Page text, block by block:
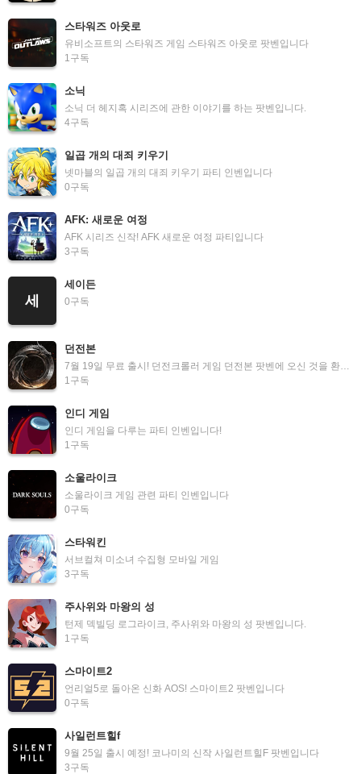
스타워즈 아웃로
유비소프트의 스타워즈 게임 스타워즈 아웃로 팟벤입니다
1구독
소닉
소닉 더 헤지혹 시리즈에 관한 이야기를 하는 팟벤입니다.
4구독
일곱 개의 대죄 키우기
넷마블의 일곱 개의 대죄 키우기 파티 인벤입니다
0구독
AFK: 새로운 여정
AFK 시리즈 신작! AFK 새로운 여정 파티입니다
3구독
세
세이든
0구독
던전본
7월 19일 무료 출시! 던전크롤러 게임 던전본 팟벤에 오신 것을 환영합니다.
1구독
인디 게임
인디 게임을 다루는 파티 인벤입니다!
1구독
소울라이크
소울라이크 게임 관련 파티 인벤입니다
0구독
스타워킨
서브컬쳐 미소녀 수집형 모바일 게임
3구독
주사위와 마왕의 성
턴제 덱빌딩 로그라이크, 주사위와 마왕의 성 팟벤입니다.
1구독
스마이트2
언리얼5로 돌아온 신화 AOS! 스마이트2 팟벤입니다
0구독
사일런트힐f
9월 25일 출시 예정! 코나미의 신작 사일런트힐F 팟벤입니다
3구독